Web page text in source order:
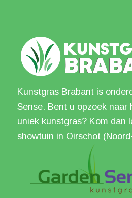
Kunstgras Brabant is
Sense. Bent u opzoek naar
uniek kunstgras? Kom dan
showtuin in Oirschot